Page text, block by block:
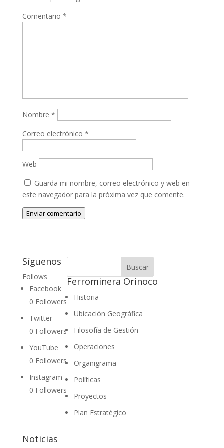
Comentario *
Nombre *
Correo electrónico *
Web
Guarda mi nombre, correo electrónico y web en
este navegador para la próxima vez que comente.
Enviar comentario
Síguenos
Follows
Facebook
0 Followers
Twitter
0 Followers
YouTube
0 Followers
Instagram
0 Followers
Ferrominera Orinoco
Historia
Ubicación Geográfica
Filosofía de Gestión
Operaciones
Organigrama
Políticas
Proyectos
Plan Estratégico
Noticias